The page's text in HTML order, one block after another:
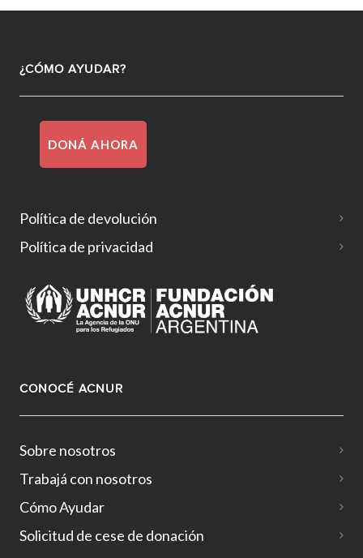
¿CÓMO AYUDAR?
DONÁ AHORA
Política de devolución
Política de privacidad
CONOCÉ ACNUR
Sobre nosotros
Trabajá con nosotros
Cómo Ayudar
Solicitud de cese de donación